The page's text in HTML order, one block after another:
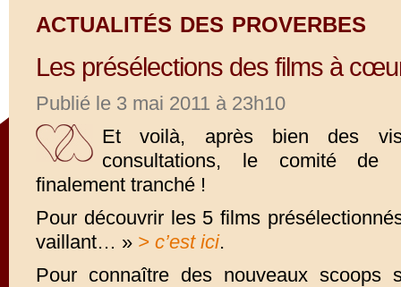
actualités des proverbes
Les présélections des films à
Publié le 3 mai 2011 à 23h10
Et voilà, après bien des
consultations, le comité de
finalement tranché !
Pour découvrir les 5 films
vaillant… » > c’est ici.
Pour connaître des nouveaux scoops